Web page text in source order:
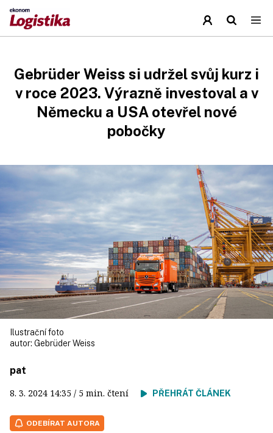
Gebrüder Weiss si udržel svůj kurz i
v roce 2023. Výrazně investoval a v
Německu a USA otevřel nové
pobočky
Ilustrační foto
autor: Gebrüder Weiss
pat
8. 3. 2024 14:35 / 5 min. čtení PŘEHRÁT ČLÁNEK
ODEBÍRAT AUTORA